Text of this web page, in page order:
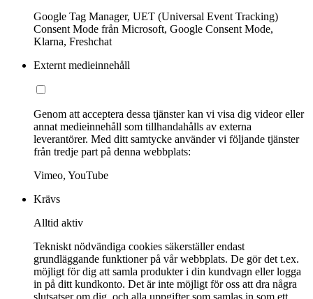
Google Tag Manager, UET (Universal Event Tracking)
Consent Mode från Microsoft, Google Consent Mode,
Klarna, Freshchat
Externt medieinnehåll
Genom att acceptera dessa tjänster kan vi visa dig videor eller
annat medieinnehåll som tillhandahålls av externa
leverantörer. Med ditt samtycke använder vi följande tjänster
från tredje part på denna webbplats:
Vimeo, YouTube
Krävs
Alltid aktiv
Tekniskt nödvändiga cookies säkerställer endast
grundläggande funktioner på vår webbplats. De gör det t.ex.
möjligt för dig att samla produkter i din kundvagn eller logga
in på ditt kundkonto. Det är inte möjligt för oss att dra några